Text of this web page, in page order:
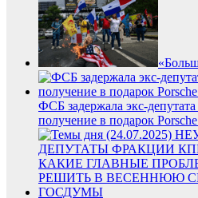
ФСБ задержала экс-депутата
получение в подарок